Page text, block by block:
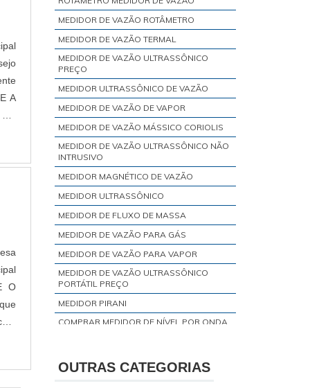
MEDIDOR DE VAZÃO ROTÂMETRO
MEDIDOR DE VAZÃO TERMAL
MEDIDOR DE VAZÃO ULTRASSÔNICO
PREÇO
MEDIDOR ULTRASSÔNICO DE VAZÃO
MEDIDOR DE VAZÃO DE VAPOR
MEDIDOR DE VAZÃO MÁSSICO CORIOLIS
MEDIDOR DE VAZÃO ULTRASSÔNICO NÃO
INTRUSIVO
MEDIDOR MAGNÉTICO DE VAZÃO
MEDIDOR ULTRASSÔNICO
MEDIDOR DE FLUXO DE MASSA
MEDIDOR DE VAZÃO PARA GÁS
MEDIDOR DE VAZÃO PARA VAPOR
MEDIDOR DE VAZÃO ULTRASSÔNICO
PORTÁTIL PREÇO
MEDIDOR PIRANI
COMPRAR MEDIDOR DE NÍVEL POR ONDA
MEDIDOR BARATRON
OUTRAS CATEGORIAS